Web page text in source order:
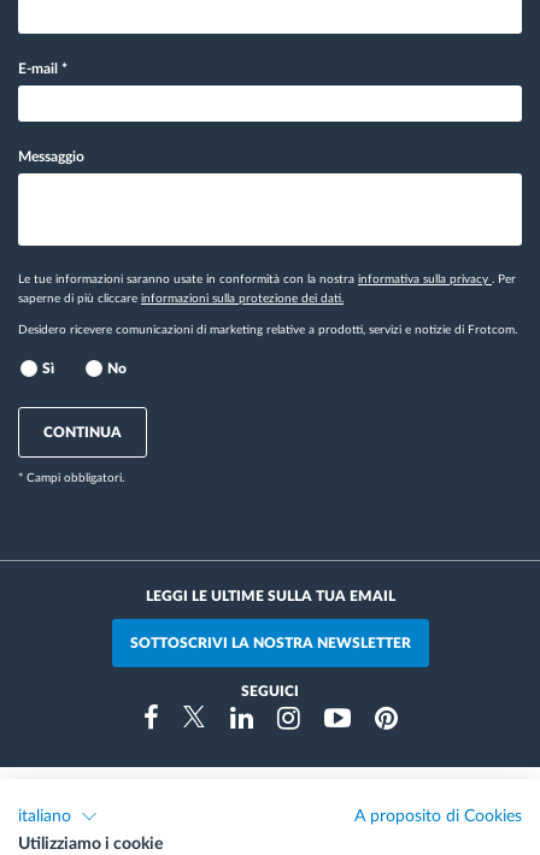
E-mail *
Messaggio
Le tue informazioni saranno usate in conformità con la nostra informativa sulla privacy
. Per
saperne di più cliccare informazioni sulla protezione dei dati.
Desidero ricevere comunicazioni di marketing relative a prodotti, servizi e notizie di Frotcom.
Sì No
CONTINUA
* Campi obbligatori.
LEGGI LE ULTIME SULLA TUA EMAIL
SOTTOSCRIVI LA NOSTRA NEWSLETTER
SEGUICI
FacebookTwitterLinkedinInstragramYoutubePinterest
italiano
A proposito di Cookies
Utilizziamo i cookie